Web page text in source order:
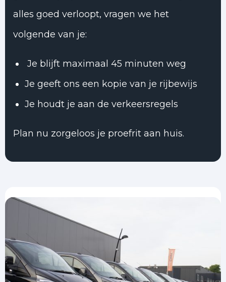
alles goed verloopt, vragen we het
volgende van je:
Je blijft maximaal 45 minuten weg
Je geeft ons een kopie van je rijbewijs
Je houdt je aan de verkeersregels
Plan nu zorgeloos je proefrit aan huis.